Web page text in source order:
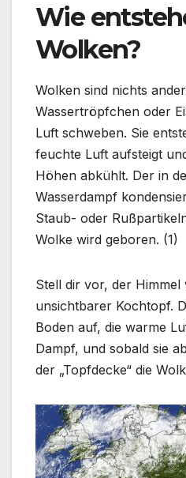
Wie
Wolken?
Wolken sind nichts
Wassertröpfchen oder
Luft schweben. Sie
feuchte Luft aufsteigt
Höhen abkühlt. Der in
Wasserdampf
Staub- oder
Wolke wird geboren. (1)
Stell dir vor, der Himmel
unsichtbarer Kochtopf.
Boden auf, die warme
Dampf, und sobald sie
der „Topfdecke“ die